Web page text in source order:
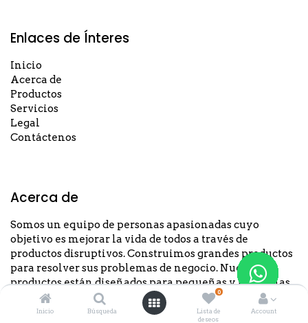
Inicio Búsqueda
0
Lista de
deseos
Account
Enlaces de Ínteres
Inicio
Acerca de
Productos
Servicios
Legal
Contáctenos
Acerca de
Somos un equipo de personas apasionadas cuyo
objetivo es mejorar la vida de todos a través de
productos disruptivos. Construimos grandes productos
para resolver sus problemas de negocio. Nuestros
productos están diseñados para pequeñas y medianas
empresas dispuestas a optimizar su rendimiento.